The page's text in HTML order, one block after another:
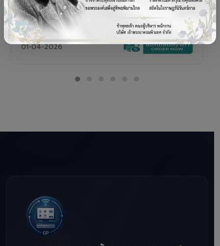
SENOR V+5s
เครื่อง POS All-in-One Touch Screen ดีไซน์พรีเมียม
01-04-2026